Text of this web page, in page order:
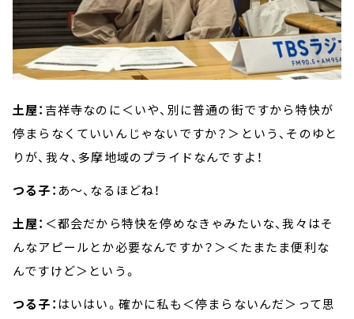
土屋： 吉祥寺なのに＜いや、別に普通の街ですから特快が
停まらなくていいんじゃないですか？＞という、そのゆと
りが、我々、多摩地域のプライドなんですよ！
つる子： あ～、なるほどね！
土屋： ＜都会だから特快を停めなきゃみたいな、我々はそ
んなアピールとか必要なんですか？＞＜たまたま便利な
んですけど＞という。
つる子： はいはい。確かに私も＜停まらないんだ＞って思